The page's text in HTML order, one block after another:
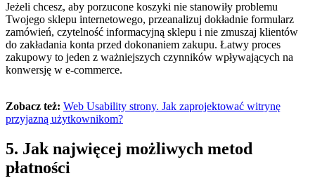
Jeżeli chcesz, aby porzucone koszyki nie stanowiły problemu
Twojego sklepu internetowego, przeanalizuj dokładnie formularz
zamówień, czytelność informacyjną sklepu i nie zmuszaj klientów
do zakładania konta przed dokonaniem zakupu. Łatwy proces
zakupowy to jeden z ważniejszych czynników wpływających na
konwersję w e-commerce.
Zobacz też: Web Usability strony. Jak zaprojektować witrynę
przyjazną użytkownikom?
5. Jak najwięcej możliwych metod
płatności